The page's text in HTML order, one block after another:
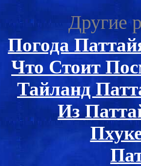
Другие
Погода
Что Стоит
Тайланд
Из